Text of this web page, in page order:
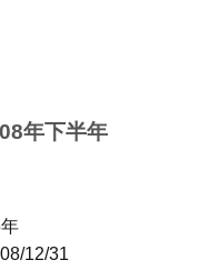
年下半年
12/31